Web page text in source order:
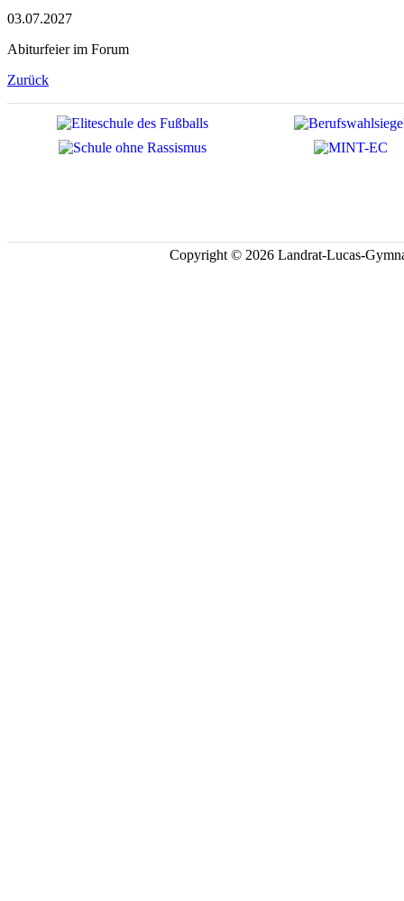
03.07.2027
Abiturfeier im Forum
Zurück
Copyright © 2026 Landrat-Lucas-